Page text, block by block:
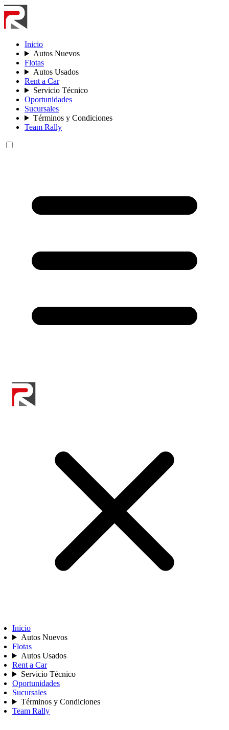
Inicio
Autos Nuevos
Flotas
Autos Usados
Rent a Car
Servicio Técnico
Oportunidades
Sucursales
Términos y Condiciones
Team Rally
Inicio
Autos Nuevos
Flotas
Autos Usados
Rent a Car
Servicio Técnico
Oportunidades
Sucursales
Términos y Condiciones
Team Rally